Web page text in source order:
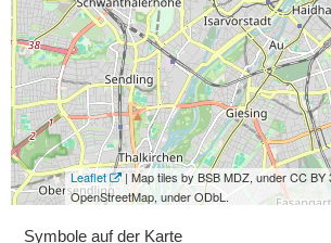
Leaflet
| Map tiles by BSB MDZ, under CC BY
OpenStreetMap, under ODbL.
Symbole auf der Karte